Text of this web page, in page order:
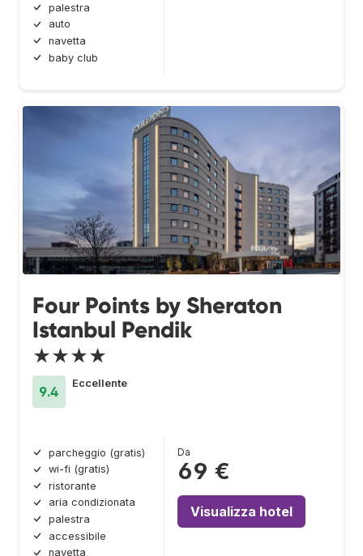
palestra
auto
navetta
baby club
Four Points by Sheraton
Istanbul Pendik
★★★★
9.4
Eccellente
parcheggio (gratis)
wi-fi (gratis)
ristorante
aria condizionata
palestra
accessibile
navetta
Da
69 €
Visualizza hotel